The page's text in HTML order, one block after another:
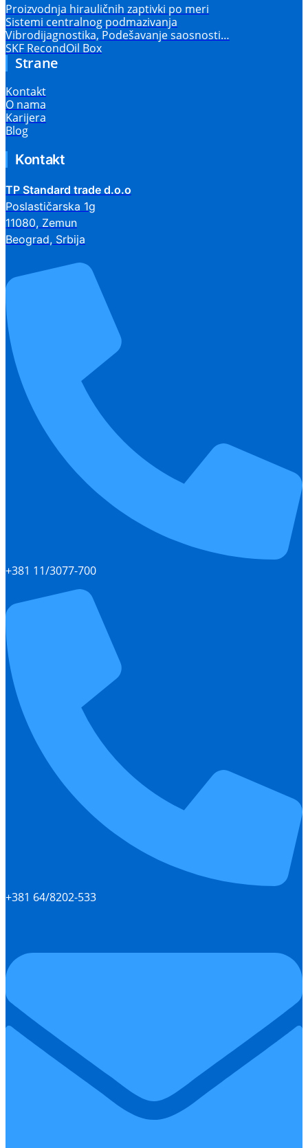
Proizvodnja hirauličnih zaptivki po meri
Sistemi centralnog podmazivanja
Vibrodijagnostika, Podešavanje saosnosti…
SKF RecondOil Box
Strane
Kontakt
O nama
Karijera
Blog
Kontakt
TP Standard trade d.o.o
Poslastičarska 1g
11080, Zemun
Beograd, Srbija
+381 11/3077-700
+381 64/8202-533